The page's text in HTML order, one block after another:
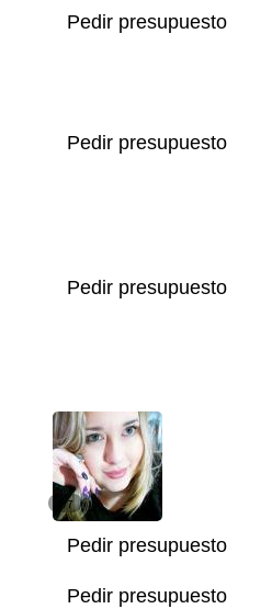
Pedir presupuesto
Pedir presupuesto
Pedir presupuesto
1/7
Pedir presupuesto
Pedir presupuesto